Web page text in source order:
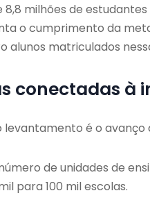
8,8 milhões de
o cumprimento da
alunos matriculados
conectadas à
é o
de unidades de
para 100 mil escolas.